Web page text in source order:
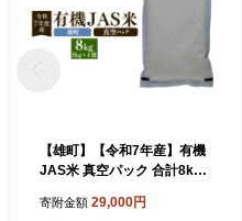
【雄町】【令和7年産】有機
JAS米 真空パック 合計8kg 2
寄附金額 29,000円